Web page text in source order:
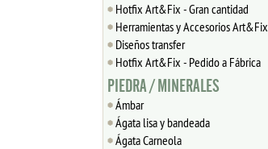
Hotfix Art&Fix - Gran cantidad
Herramientas y Accesorios Art&Fix
Diseños transfer
Hotfix Art&Fix - Pedido a Fábrica
PIEDRA / MINERALES
Ámbar
Ágata lisa y bandeada
Ágata Carneola